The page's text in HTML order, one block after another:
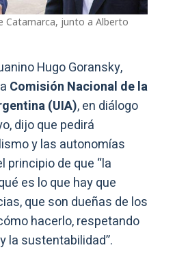
Catamarca, junto a Alberto
Hugo Goransky,
Comisión Nacional de la
(UIA), en diálogo
dijo que pedirá
y las autonomías
principio de que “la
es lo que hay que
que son dueñas de los
hacerlo, respetando
la sustentabilidad”.